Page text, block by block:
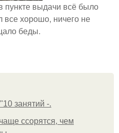
пункте выдачи всё было
хорошо, ничего не
беды.
занятий -.
ссорятся, чем